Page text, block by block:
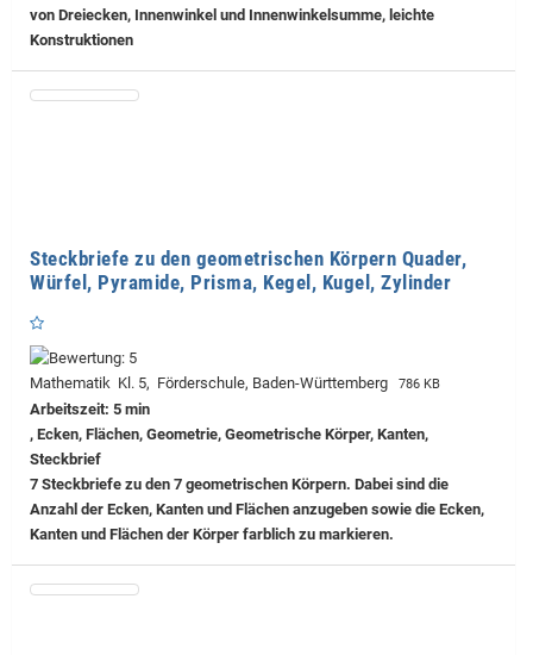
von Dreiecken, Innenwinkel und Innenwinkelsumme, leichte
Konstruktionen
Steckbriefe zu den geometrischen Körpern Quader,
Würfel, Pyramide, Prisma, Kegel, Kugel, Zylinder
Mathematik Kl. 5, Förderschule, Baden-Württemberg 786 KB
Arbeitszeit: 5 min
, Ecken, Flächen, Geometrie, Geometrische Körper, Kanten,
Steckbrief
7 Steckbriefe zu den 7 geometrischen Körpern. Dabei sind die
Anzahl der Ecken, Kanten und Flächen anzugeben sowie die Ecken,
Kanten und Flächen der Körper farblich zu markieren.